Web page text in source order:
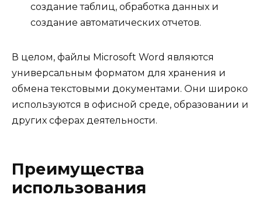
создание таблиц, обработка данных и
создание автоматических отчетов.
В целом, файлы Microsoft Word являются
универсальным форматом для хранения и
обмена текстовыми документами. Они широко
используются в офисной среде, образовании и
других сферах деятельности.
Преимущества
использования